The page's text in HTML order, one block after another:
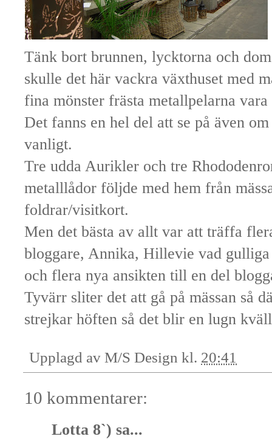
Tänk bort brunnen, lycktorna och
skulle det här vackra växthuset med
fina mönster frästa metallpelarna vara
Det fanns en hel del att se på även
vanligt.
Tre udda Aurikler och tre
metalllådor följde med hem från
foldrar/visitkort.
Men det bästa av allt var att träffa
bloggare, Annika, Hillevie vad
och flera nya ansikten till en del
Tyvärr sliter det att gå på mässan så
strejkar höften så det blir en lugn
Upplagd av M/S Design kl. 20:41
10 kommentarer:
Lotta 8`) sa...